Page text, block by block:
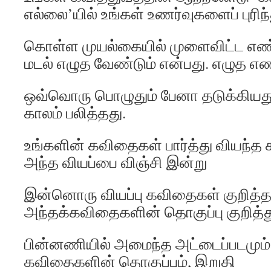
எல்லை’யில் உங்கள் உணர்வுகளைப்
கொள்ள முயல்கையில் முளைவிட்ட
மடல் எழுத வேண்டும் என்பது. எழுத
ஒவ்வொரு பொழுதும் பேனா
காலம் பலித்தது.
உங்களின் கவிதைகள் பார்த்து
அந்த வியப்பை விஞ்சி இன்று
இன்னொரு வியப்பு கவிதைகள்
அந்தக்கவிதைகளின் தொகுப்பு
பின்னணியில் அமைந்த
கவிதைகளின் தொகுப்பும், இறுதி